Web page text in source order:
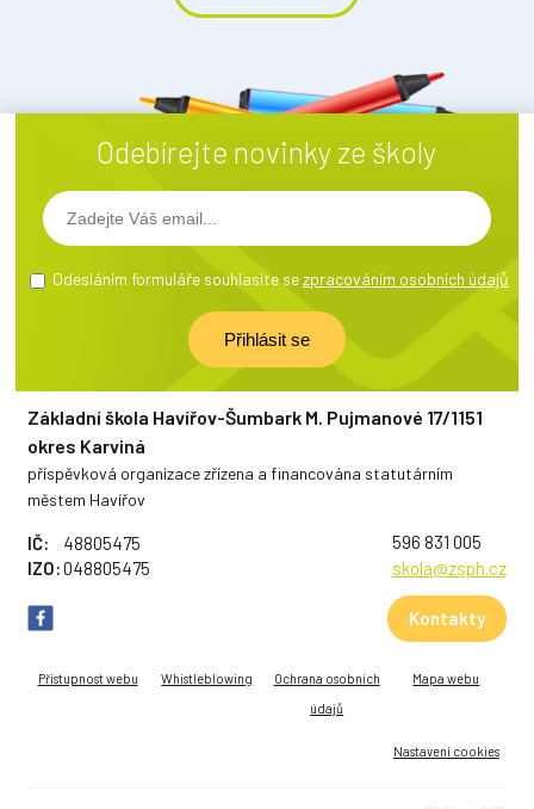
Odebírejte novinky ze školy
Odesláním formuláře souhlasíte sezpracováním osobních údajů
Základní škola Havířov-Šumbark M. Pujmanové 17/1151
okres Karviná
příspěvková organizace zřízena a financována statutárním
městem Havířov
IČ:
48805475
IZO:048805475
596 831 005
skola@zsph.cz
Kontakty
Přístupnost webu Whistleblowing
Ochrana osobních
údajů
Mapa webu
Nastavení cookies